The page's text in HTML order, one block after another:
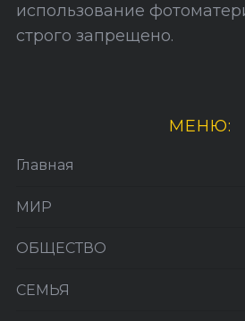
использование
строго запрещено.
МЕНЮ:
Главная
МИР
ОБЩЕСТВО
СЕМЬЯ